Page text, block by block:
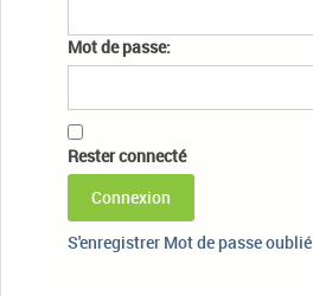
Mot de passe:
Rester connecté
Connexion
S'enregistrer Mot de passe oublié